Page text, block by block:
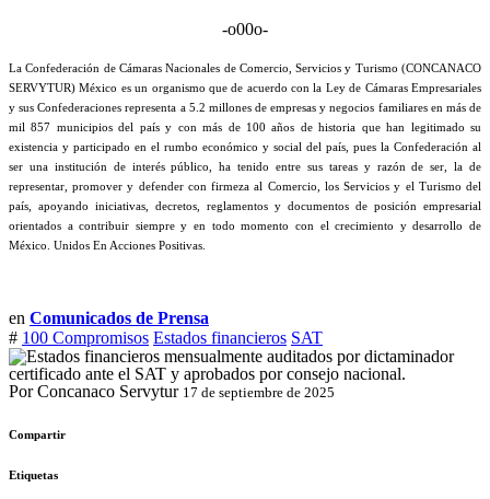
-o00o-
La Confederación de Cámaras Nacionales de Comercio, Servicios y Turismo (CONCANACO
SERVYTUR) México es un organismo que de acuerdo con la Ley de Cámaras Empresariales
y sus Confederaciones representa a 5.2 millones de empresas y negocios familiares en más de
mil 857 municipios del país y con más de 100 años de historia que han legitimado su
existencia y participado en el rumbo económico y social del país, pues la Confederación al
ser una institución de interés público, ha tenido entre sus tareas y razón de ser, la de
representar, promover y defender con firmeza al Comercio, los Servicios y el Turismo del
país, apoyando iniciativas, decretos, reglamentos y documentos de posición empresarial
orientados a contribuir siempre y en todo momento con el crecimiento y desarrollo de
México. Unidos En Acciones Positivas.
en Comunicados de Prensa
# 100 Compromisos Estados financieros SAT
Por Concanaco Servytur 17 de septiembre de 2025
Compartir
Etiquetas